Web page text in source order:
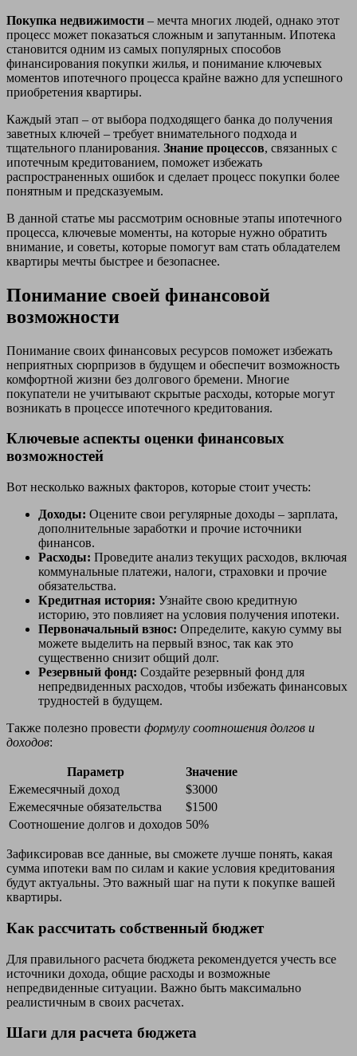
Покупка недвижимости – мечта многих людей, однако этот
процесс может показаться сложным и запутанным. Ипотека
становится одним из самых популярных способов
финансирования покупки жилья, и понимание ключевых
моментов ипотечного процесса крайне важно для успешного
приобретения квартиры.
Каждый этап – от выбора подходящего банка до получения
заветных ключей – требует внимательного подхода и
тщательного планирования. Знание процессов, связанных с
ипотечным кредитованием, поможет избежать
распространенных ошибок и сделает процесс покупки более
понятным и предсказуемым.
В данной статье мы рассмотрим основные этапы ипотечного
процесса, ключевые моменты, на которые нужно обратить
внимание, и советы, которые помогут вам стать обладателем
квартиры мечты быстрее и безопаснее.
Понимание своей финансовой
возможности
Понимание своих финансовых ресурсов поможет избежать
неприятных сюрпризов в будущем и обеспечит возможность
комфортной жизни без долгового бремени. Многие
покупатели не учитывают скрытые расходы, которые могут
возникать в процессе ипотечного кредитования.
Ключевые аспекты оценки финансовых
возможностей
Вот несколько важных факторов, которые стоит учесть:
Доходы: Оцените свои регулярные доходы – зарплата,
дополнительные заработки и прочие источники
финансов.
Расходы: Проведите анализ текущих расходов, включая
коммунальные платежи, налоги, страховки и прочие
обязательства.
Кредитная история: Узнайте свою кредитную
историю, это повлияет на условия получения ипотеки.
Первоначальный взнос: Определите, какую сумму вы
можете выделить на первый взнос, так как это
существенно снизит общий долг.
Резервный фонд: Создайте резервный фонд для
непредвиденных расходов, чтобы избежать финансовых
трудностей в будущем.
Также полезно провести формулу соотношения долгов и
доходов:
Параметр
Значение
Ежемесячный доход
$3000
Ежемесячные обязательства
$1500
Соотношение долгов и доходов 50%
Зафиксировав все данные, вы сможете лучше понять, какая
сумма ипотеки вам по силам и какие условия кредитования
будут актуальны. Это важный шаг на пути к покупке вашей
квартиры.
Как рассчитать собственный бюджет
Для правильного расчета бюджета рекомендуется учесть все
источники дохода, общие расходы и возможные
непредвиденные ситуации. Важно быть максимально
реалистичным в своих расчетах.
Шаги для расчета бюджета